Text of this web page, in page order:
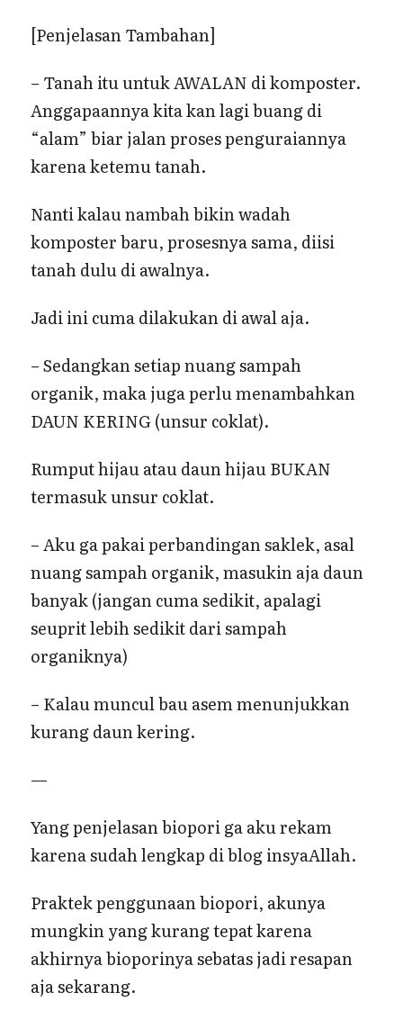
[Penjelasan Tambahan]
– Tanah itu untuk AWALAN di komposter.
Anggapaannya kita kan lagi buang di
“alam” biar jalan proses penguraiannya
karena ketemu tanah.
Nanti kalau nambah bikin wadah
komposter baru, prosesnya sama, diisi
tanah dulu di awalnya.
Jadi ini cuma dilakukan di awal aja.
– Sedangkan setiap nuang sampah
organik, maka juga perlu menambahkan
DAUN KERING (unsur coklat).
Rumput hijau atau daun hijau BUKAN
termasuk unsur coklat.
– Aku ga pakai perbandingan saklek, asal
nuang sampah organik, masukin aja daun
banyak (jangan cuma sedikit, apalagi
seuprit lebih sedikit dari sampah
organiknya)
– Kalau muncul bau asem menunjukkan
kurang daun kering.
—
Yang penjelasan biopori ga aku rekam
karena sudah lengkap di blog insyaAllah.
Praktek penggunaan biopori, akunya
mungkin yang kurang tepat karena
akhirnya bioporinya sebatas jadi resapan
aja sekarang.